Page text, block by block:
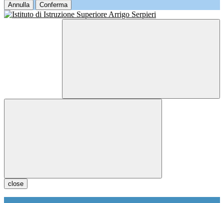
Annulla Conferma
close